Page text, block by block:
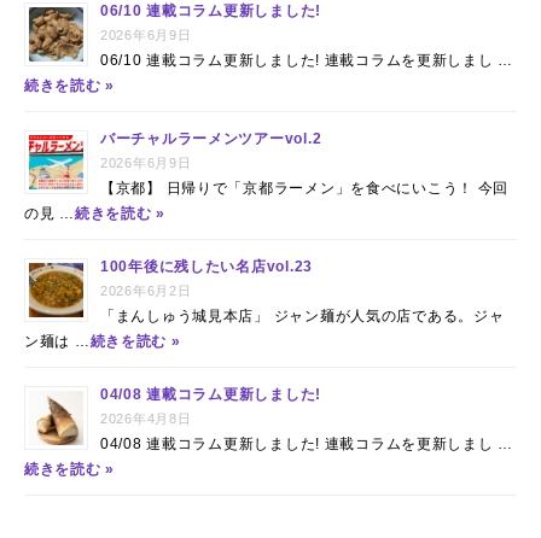
06/10 連載コラム更新しました!
2026年6月9日
06/10 連載コラム更新しました! 連載コラムを更新しまし …
続きを読む »
バーチャルラーメンツアーvol.2
2026年6月9日
【京都】 日帰りで「京都ラーメン」を食べにいこう！ 今回
の見 … 続きを読む »
100年後に残したい名店vol.23
2026年6月2日
「まんしゅう城見本店」 ジャン麺が人気の店である。ジャ
ン麺は … 続きを読む »
04/08 連載コラム更新しました!
2026年4月8日
04/08 連載コラム更新しました! 連載コラムを更新しまし …
続きを読む »